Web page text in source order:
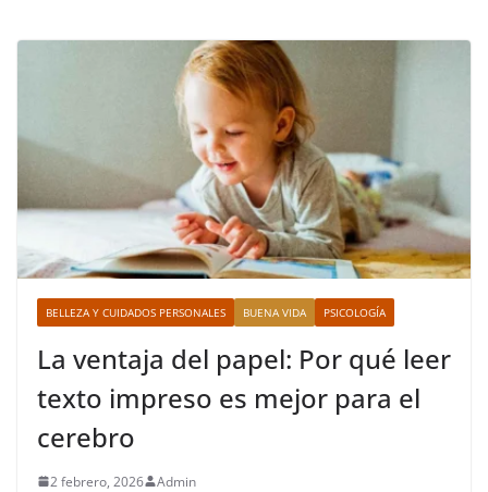
BELLEZA Y CUIDADOS PERSONALES BUENA VIDA PSICOLOGÍA
La ventaja del papel: Por qué leer
texto impreso es mejor para el
cerebro
2 febrero, 2026 Admin